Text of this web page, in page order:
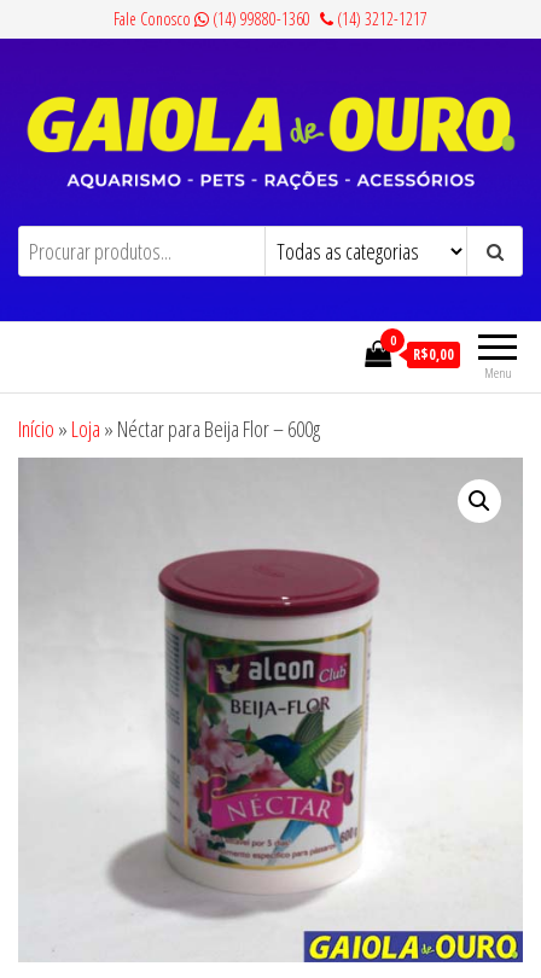
conteúdo
Fale Conosco (14) 99880-1360 (14) 3212-1217
Gaiola de Ouro Aquarismo, Pets, Rações e Acessórios
Menu
0
R$0,00
Início » Loja » Néctar para Beija Flor – 600g